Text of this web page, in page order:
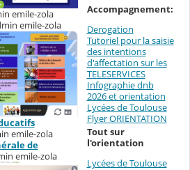
emile-zola
emile-zola
emile-zola
de
emile-zola
Accompagnement:
Derogation
Tutoriel pour la saisie
des intentions
d'affectation sur les
TELESERVICES
Infographie dnb
2026 et orientation
Lycées de Toulouse
Flyer ORIENTATION
Tout sur
l'orientation
Lycées de Toulouse